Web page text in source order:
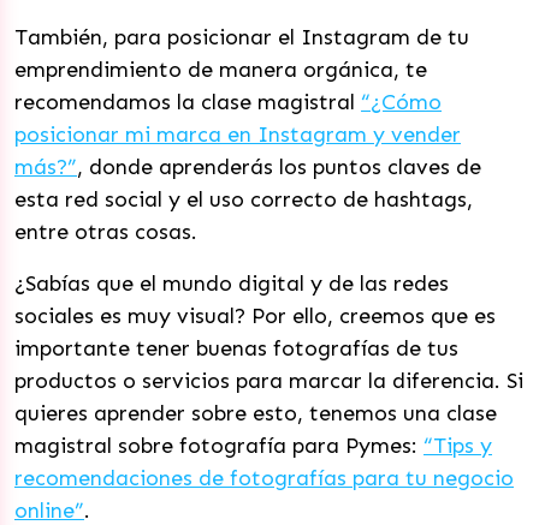
También, para posicionar el Instagram de tu
emprendimiento de manera orgánica, te
recomendamos la clase magistral “¿Cómo
posicionar mi marca en Instagram y vender
más?”, donde aprenderás los puntos claves de
esta red social y el uso correcto de hashtags,
entre otras cosas.
¿Sabías que el mundo digital y de las redes
sociales es muy visual? Por ello, creemos que es
importante tener buenas fotografías de tus
productos o servicios para marcar la diferencia. Si
quieres aprender sobre esto, tenemos una clase
magistral sobre fotografía para Pymes: “Tips y
recomendaciones de fotografías para tu negocio
online”.